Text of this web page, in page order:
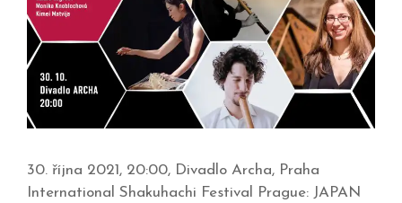
30. října 2021, 20:00, Divadlo Archa, Praha
International Shakuhachi Festival Prague: JAPAN